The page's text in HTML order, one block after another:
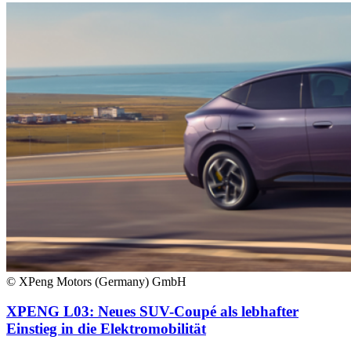
© XPeng Motors (Germany) GmbH
XPENG L03: Neues SUV-Coupé als lebhafter
Einstieg in die Elektromobilität